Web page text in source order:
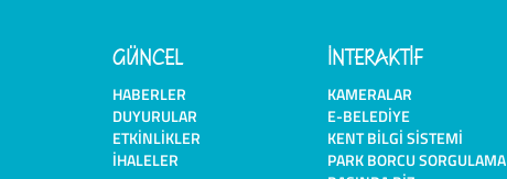
GÜNCEL
HABERLER
DUYURULAR
ETKINLIKLER
İHALELER
İNTERAKTİF
KAMERALAR
E-BELEDIYE
KENT BILGI SISTEMI
PARK BORCU SORGULAMA